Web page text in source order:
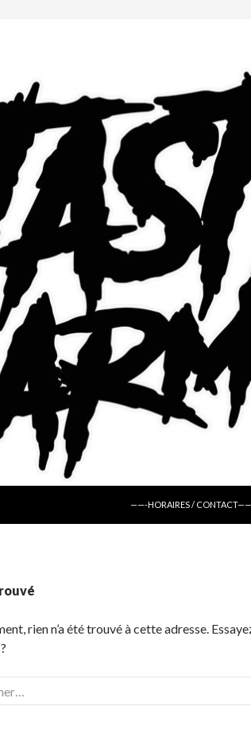
——-HORAIRES /
rien n’a été trouvé à cette adresse.